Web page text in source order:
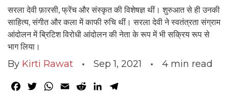
सरला देवी फ़ारसी, फ्रेंच और संस्कृत की विशेषज्ञ थीं। शुरुआत से ही उनकी
साहित्य, संगीत और कला में काफी रुचि थीं। सरला देवी ने स्वतंत्रता संग्राम
आंदोलन में ब्रिटिश विरोधी आंदोलन की नेता के रूप में भी सक्रिय रूप से
भाग लिया।
By Kirti Rawat Sep 1, 2021 4 min read
Facebook
TwitterWhatsApp
Email RedditLinkedIn